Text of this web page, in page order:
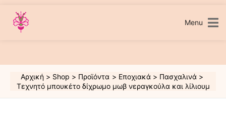
περιεχόμενο
Menu
Αρχική Shop Προϊόντα Εποχιακά
Πασχαλινά
Τεχνητό μπουκέτο δίχρωμο μωβ νεραγκούλα και λίλιουμ